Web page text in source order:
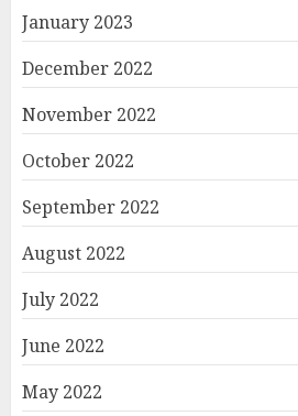
January 2023
December 2022
November 2022
October 2022
September 2022
August 2022
July 2022
June 2022
May 2022